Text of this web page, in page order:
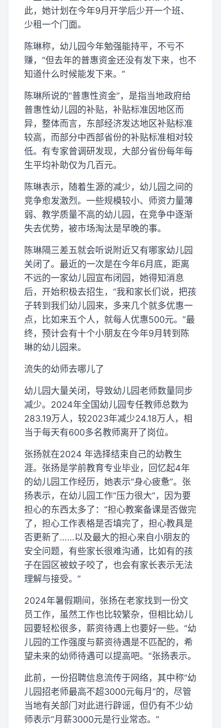
此，她计划在今年9月开学后少开一个班、
少租一个门面。
陈琳称，幼儿园今年勉强能持平，不亏不
赚，“但去年的普惠资金还没有发下来，也不
知道什么时候能发下来。”
陈琳所说的“普惠性资金”，是指当地政府给
普惠性幼儿园的补贴，补贴标准因地区而
异，整体而言，东部经济发达地区补贴标准
较高，而部分中西部省份的补贴标准相对较
低。有专家曾调研发现，大部分省份每年每
生平均补助仅为几百元。
陈琳表示，随着生源的减少，幼儿园之间的
竞争愈发激烈。一些规模较小、师资力量薄
弱、教学质量不高的幼儿园，在竞争中逐渐
失去优势，被市场淘汰是早晚的事。
陈琳隔三差五就会听说附近又有哪家幼儿园
关闭了。最近的一次是在今年6月底，距离
不远的一家幼儿园宣布闭园，她得知消息
后，开始积极去招生，“我和家长们说，把孩
子转到我们幼儿园来，多来几个就多优惠一
点，比如来五个人，就每人优惠500元。”最
终，预计会有十个小朋友在今年9月转到陈
琳的幼儿园来。
流失的幼师去哪儿了
幼儿园大量关闭，导致幼儿园老师数量同步
减少。2024年全国幼儿园专任教师总数为
283.19万人，较2023年减少24.18万人，相
当于每天有600多名教师离开了岗位。
张扬就在2024 年选择结束自己的幼教生
涯。张扬是学前教育专业毕业，回忆起4年
的幼儿园工作经历，她表示“身心疲惫”。张
扬表示，在幼儿园工作“压力很大”，因为要
担心的东西太多了：“担心教案备课是否做完
了，担心工作表格是否填完了，担心教具是
否更新了……以及最大的担心来自小朋友的
安全问题，有些家长很难沟通，比如有的孩
子在园区被蚊子咬了，也会有家长表示无法
理解与接受。”
2024年暑假期间，张扬在老家找到一份文
员工作，虽然工作也比较繁杂，但相比幼儿
园要轻松很多，薪资待遇上也要好一些。“幼
儿园的工作强度与薪资待遇是不匹配的，希
望未来的幼师待遇可以提高吧。”张扬表示。
此前，一份招聘信息流传于网络，其中称“幼
儿园招老师最高不超3000元每月”的，尽管
当地有关部门对此进行辟谣，但仍有不少幼
师表示“月薪3000元是行业常态。”